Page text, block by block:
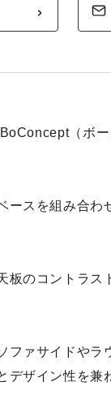
›
（ボ
ースを組み合
板のコントラ
ファサイドや
ザイン性を兼